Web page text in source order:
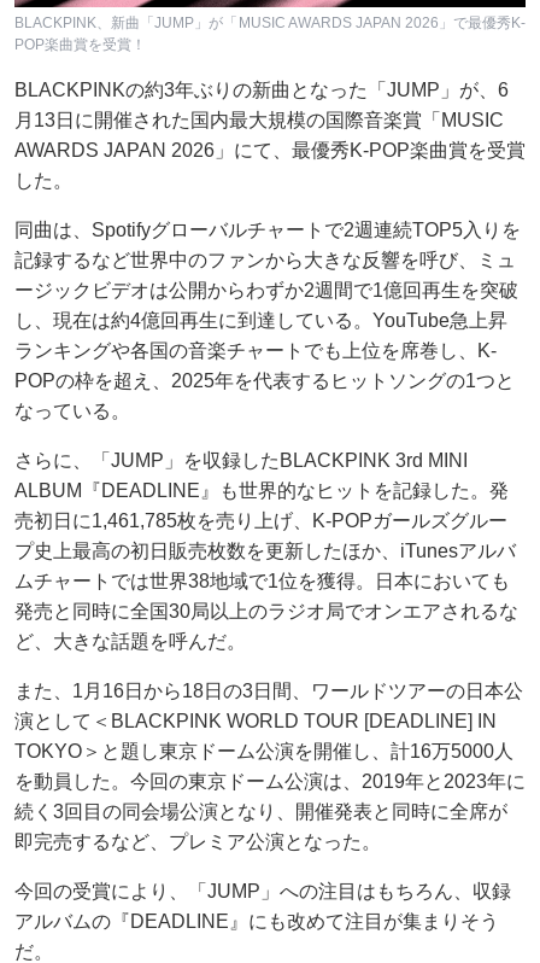
BLACKPINK、新曲「JUMP」が「MUSIC AWARDS JAPAN 2026」で最優秀K-
POP楽曲賞を受賞！
BLACKPINKの約3年ぶりの新曲となった「JUMP」が、6
月13日に開催された国内最大規模の国際音楽賞「MUSIC
AWARDS JAPAN 2026」にて、最優秀K-POP楽曲賞を受賞
した。
同曲は、Spotifyグローバルチャートで2週連続TOP5入りを
記録するなど世界中のファンから大きな反響を呼び、ミュ
ージックビデオは公開からわずか2週間で1億回再生を突破
し、現在は約4億回再生に到達している。YouTube急上昇
ランキングや各国の音楽チャートでも上位を席巻し、K-
POPの枠を超え、2025年を代表するヒットソングの1つと
なっている。
さらに、「JUMP」を収録したBLACKPINK 3rd MINI
ALBUM『DEADLINE』も世界的なヒットを記録した。発
売初日に1,461,785枚を売り上げ、K-POPガールズグルー
プ史上最高の初日販売枚数を更新したほか、iTunesアルバ
ムチャートでは世界38地域で1位を獲得。日本においても
発売と同時に全国30局以上のラジオ局でオンエアされるな
ど、大きな話題を呼んだ。
また、1月16日から18日の3日間、ワールドツアーの日本公
演として＜BLACKPINK WORLD TOUR [DEADLINE] IN
TOKYO＞と題し東京ドーム公演を開催し、計16万5000人
を動員した。今回の東京ドーム公演は、2019年と2023年に
続く3回目の同会場公演となり、開催発表と同時に全席が
即完売するなど、プレミア公演となった。
今回の受賞により、「JUMP」への注目はもちろん、収録
アルバムの『DEADLINE』にも改めて注目が集まりそう
だ。